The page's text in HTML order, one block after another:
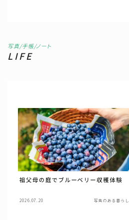
写真/手帳/ノート
LIFE
祖父母の庭でブルーベリー収穫体験
2026.07.20 写真のある暮らし